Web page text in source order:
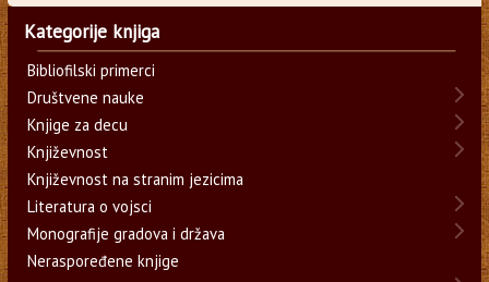
Kategorije knjiga
Bibliofilski primerci
Društvene nauke
Knjige za decu
Književnost
Književnost na stranim jezicima
Literatura o vojsci
Monografije gradova i država
Neraspoređene knjige